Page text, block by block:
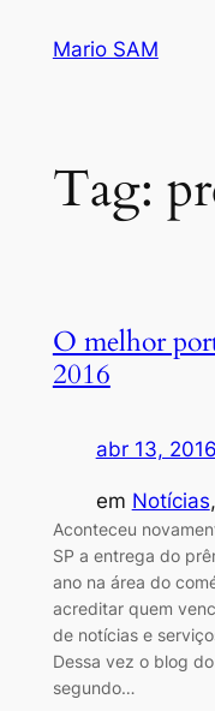
Mario SAM
Tag:
O melhor
2016
abr 13, 2016
em Notícias,
Aconteceu
SP a entrega do
ano na área do
acreditar quem
de notícias e
Dessa vez o blog
segundo…